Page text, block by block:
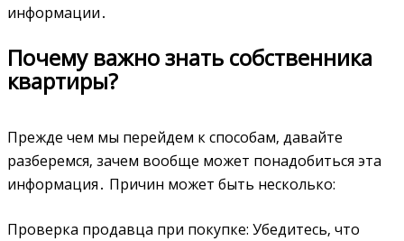
информации․
Почему важно знать собственника
квартиры?
Прежде чем мы перейдем к способам‚ давайте
разберемся‚ зачем вообще может понадобиться эта
информация․ Причин может быть несколько:
Проверка продавца при покупке: Убедитесь‚ что